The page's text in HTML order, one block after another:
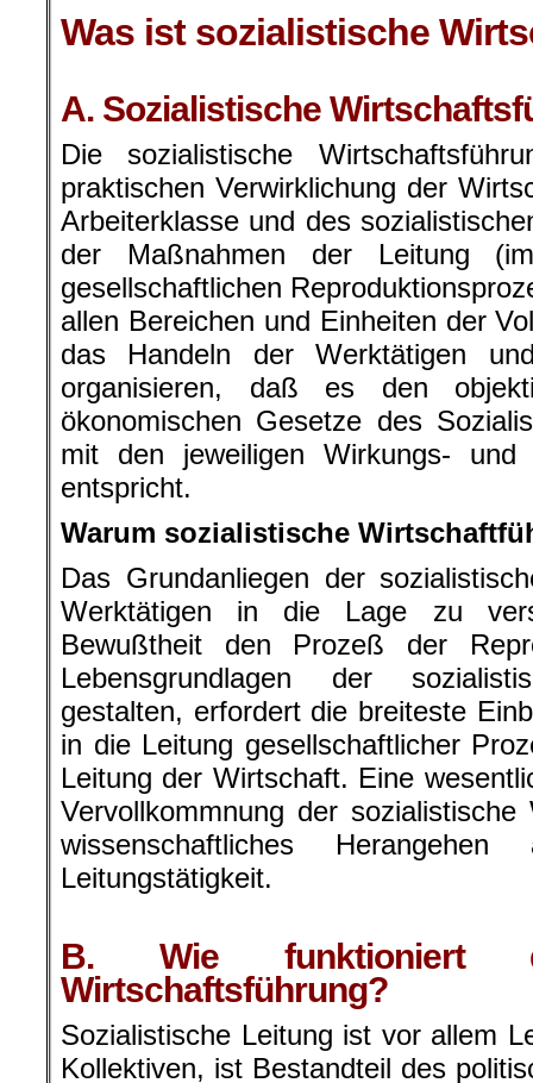
Was ist sozialistische
A. Sozialistische
Die sozialistische
praktischen Verwirklichung der
Arbeiterklasse und des
der Maßnahmen der Leitung
gesellschaftlichen
allen Bereichen und Einheiten der
das Handeln der Werktätigen
organisieren, daß es den
ökonomischen Gesetze des
mit den jeweiligen Wirkungs- und
entspricht.
Warum sozialistische
Das Grundanliegen der
Werktätigen in die Lage zu
Bewußtheit den Prozeß der
Lebensgrundlagen der
gestalten, erfordert die breiteste
in die Leitung gesellschaftlicher
Leitung der Wirtschaft. Eine
Vervollkommnung der
wissenschaftliches
Leitungstätigkeit.
B. Wie funktioniert
Wirtschaftsführung?
Sozialistische Leitung ist vor allem
Kollektiven, ist Bestandteil des